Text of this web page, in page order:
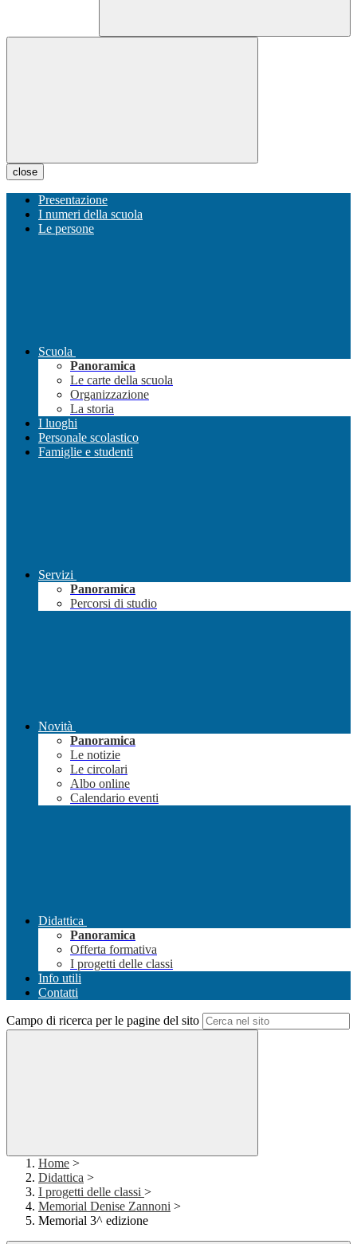
close
Presentazione
I numeri della scuola
Le persone
Scuola
Panoramica
Le carte della scuola
Organizzazione
La storia
I luoghi
Personale scolastico
Famiglie e studenti
Servizi
Panoramica
Percorsi di studio
Novità
Panoramica
Le notizie
Le circolari
Albo online
Calendario eventi
Didattica
Panoramica
Offerta formativa
I progetti delle classi
Info utili
Contatti
Campo di ricerca per le pagine del sito
Home >
Didattica >
I progetti delle classi >
Memorial Denise Zannoni >
Memorial 3^ edizione